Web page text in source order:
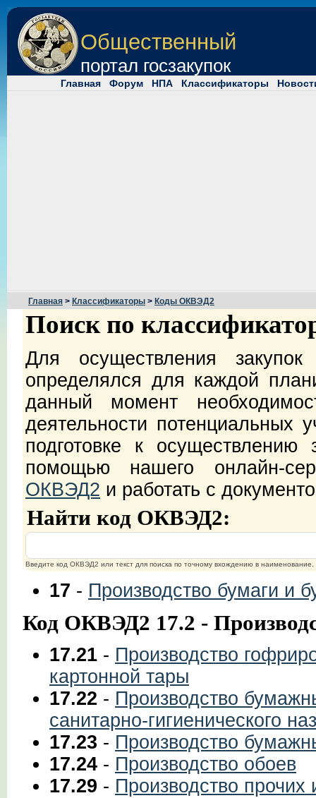
Общественный
портал госзакупок
Главная Форум НПА Классификаторы
Главная > Классификаторы > Коды ОКВЭД2
Поиск по
Для осуществления
определялся для каждой
данный момент
деятельности потенциальных
подготовке к
помощью нашего онлайн-
ОКВЭД2 и работать с
Найти код ОКВЭД2:
Введите код ОКВЭД2 или текст для поиска по точному вхождению в наименование.
17 - Производство бумаги и
Код ОКВЭД2 17.2 -
17.21 - Производство
картонной тары
17.22 - Производство
санитарно-гигиенического
17.23 - Производство
17.24 - Производство обоев
17.29 - Производство прочих